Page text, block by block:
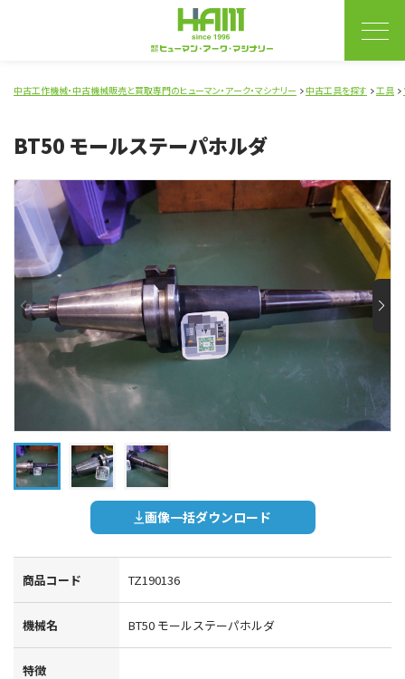
中古工作機械・中古機械販売と買取専門のヒューマン・アーク・マシナリー 中古工具を探す 工具
BT50 モールステーパホルダ
画像一括ダウンロード
商品コード TZ190136
機械名 BT50 モールステーパホルダ
特徴